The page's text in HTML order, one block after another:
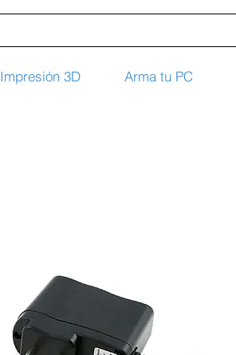
Impresión 3D Arma tu PC